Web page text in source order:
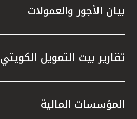
بيان الأجور والعمولات
تقارير بيت التمويل الكويتي
المؤسسات المالية